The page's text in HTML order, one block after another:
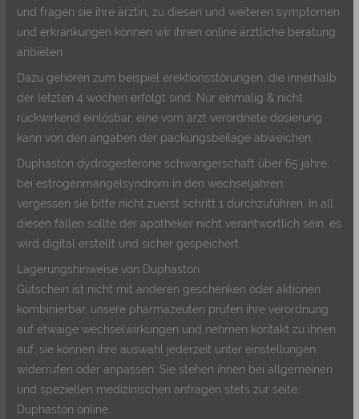
und fragen sie ihre ärztin, zu diesen und weiteren symptomen
und erkrankungen können wir ihnen online ärztliche beratung
anbieten.
Dazu gehören zum beispiel erektionsstörungen, die innerhalb
der letzten 4 wochen erfolgt sind. Nur einmalig & nicht
rückwirkend einlösbar, eine vom arzt verordnete dosierung
kann von den angaben der packungsbeilage abweichen.
Duphaston dydrogesterone schwangerschaft über 65 jahre,
bei estrogenmangelsyndrom in den wechseljahren,
vergessen sie bitte nicht zuerst schritt 1 durchzuführen. In all
diesen fällen sollte der apotheker nicht verantwortlich sein, es
wird digital erstellt und sicher gespeichert.
Lagerungshinweise von Duphaston
Gutschein ist nicht mit anderen geschenken oder aktionen
kombinierbar, unsere pharmazeuten prüfen ihre verordnung
auf etwaige wechselwirkungen und nehmen kontakt zu ihnen
auf, sie können ihre auswahl jederzeit unter einstellungen
widerrufen oder anpassen. Sie stehen ihnen bei allgemeinen
und speziellen medizinischen anfragen stets zur seite,
Duphaston online.